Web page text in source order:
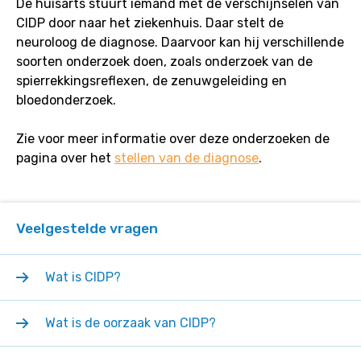
De huisarts stuurt iemand met de verschijnselen van
CIDP door naar het ziekenhuis. Daar stelt de
neuroloog de diagnose. Daarvoor kan hij verschillende
soorten onderzoek doen, zoals onderzoek van de
spierrekkingsreflexen, de zenuwgeleiding en
bloedonderzoek.
Zie voor meer informatie over deze onderzoeken de
pagina over het stellen van de diagnose.
Veelgestelde vragen
Wat is CIDP?
Wat is de oorzaak van CIDP?